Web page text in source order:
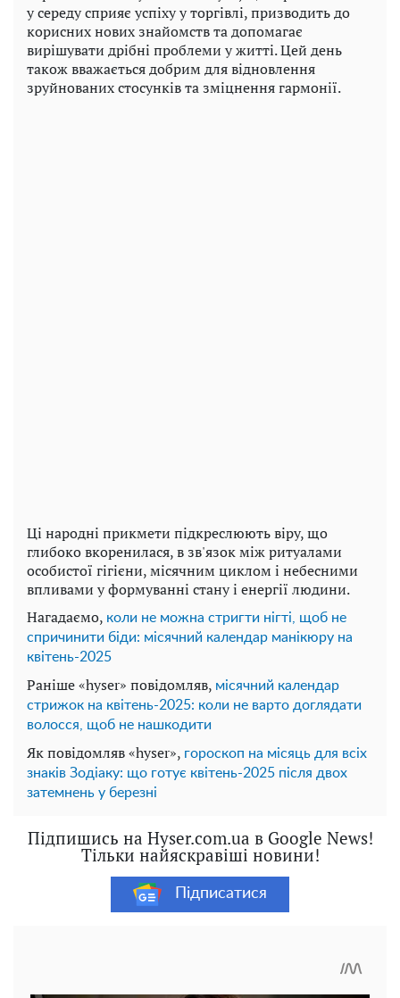
у середу сприяє успіху у торгівлі, призводить до
корисних нових знайомств та допомагає
вирішувати дрібні проблеми у житті. Цей день
також вважається добрим для відновлення
зруйнованих стосунків та зміцнення гармонії.
Ці народні прикмети підкреслюють віру, що
глибоко вкоренилася, в зв'язок між ритуалами
особистої гігієни, місячним циклом і небесними
впливами у формуванні стану і енергії людини.
Нагадаємо, коли не можна стригти нігті, щоб не
спричинити біди: місячний календар манікюру на
квітень-2025
Раніше «hyser» повідомляв, місячний календар
стрижок на квітень-2025: коли не варто доглядати
волосся, щоб не нашкодити
Як повідомляв «hyser», гороскоп на місяць для всіх
знаків Зодіаку: що готує квітень-2025 після двох
затемнень у березні
Підпишись на Hyser.com.ua в Google News!
Тільки найяскравіші новини!
Підписатися